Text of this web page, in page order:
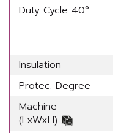
Duty Cycle 40°
Insulation
Protec. Degree
Machine
(LxWxH)